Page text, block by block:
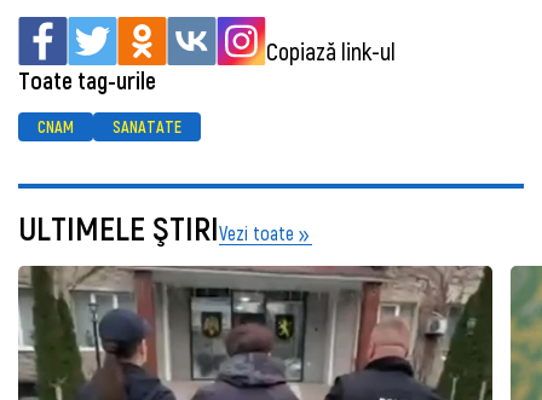
Copiază link-ul
Toate tag-urile
CNAM SANATATE
ULTIMELE ŞTIRIVezi toate